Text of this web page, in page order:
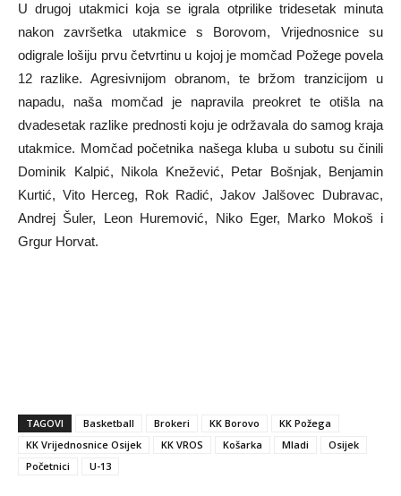
U drugoj utakmici koja se igrala otprilike tridesetak minuta
nakon završetka utakmice s Borovom, Vrijednosnice su
odigrale lošiju prvu četvrtinu u kojoj je momčad Požege povela
12 razlike. Agresivnijom obranom, te bržom tranzicijom u
napadu, naša momčad je napravila preokret te otišla na
dvadesetak razlike prednosti koju je održavala do samog kraja
utakmice. Momčad početnika našega kluba u subotu su činili
Dominik Kalpić, Nikola Knežević, Petar Bošnjak, Benjamin
Kurtić, Vito Herceg, Rok Radić, Jakov Jalšovec Dubravac,
Andrej Šuler, Leon Huremović, Niko Eger, Marko Mokoš i
Grgur Horvat.
TAGOVI Basketball Brokeri KK Borovo
KK Požega
KK Vrijednosnice Osijek
KK VROS Košarka Mladi
Osijek
Početnici
U-13